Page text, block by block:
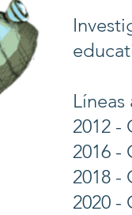
2012 -
2016 -
2018
2020 -